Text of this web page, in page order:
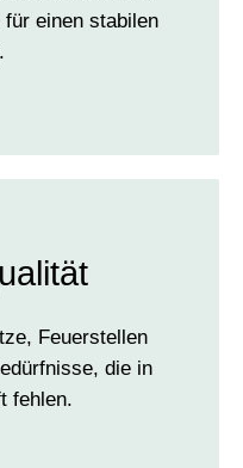
einen stabilen
Feuerstellen
die in
fehlen.